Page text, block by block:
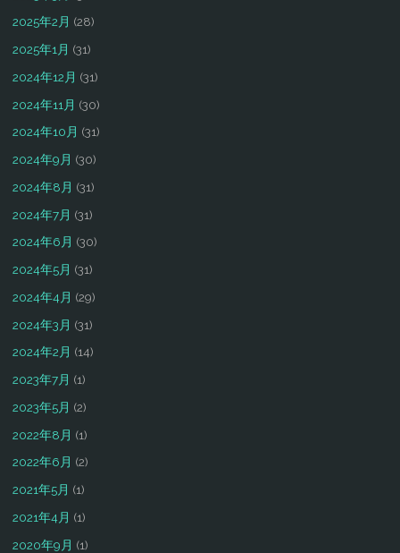
2025年2月 (28)
2025年1月 (31)
2024年12月 (31)
2024年11月 (30)
2024年10月 (31)
2024年9月 (30)
2024年8月 (31)
2024年7月 (31)
2024年6月 (30)
2024年5月 (31)
2024年4月 (29)
2024年3月 (31)
2024年2月 (14)
2023年7月 (1)
2023年5月 (2)
2022年8月 (1)
2022年6月 (2)
2021年5月 (1)
2021年4月 (1)
2020年9月 (1)